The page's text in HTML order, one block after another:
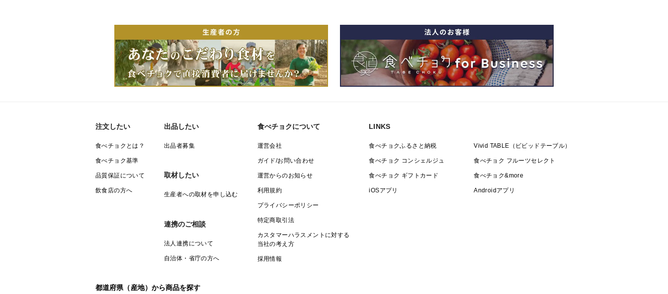
注文したい
食べチョクとは？
食べチョク基準
品質保証について
飲食店の方へ
出品したい
出品者募集
取材したい
生産者への取材を申し込む
連携のご相談
法人連携について
自治体・省庁の方へ
食べチョクについて
運営会社
ガイド/お問い合わせ
運営からのお知らせ
利用規約
プライバシーポリシー
特定商取引法
カスタマーハラスメントに対する
当社の考え方
採用情報
LINKS
食べチョクふるさと納税 Vivid TABLE（ビビッドテーブル）
食べチョク コンシェルジュ 食べチョク フルーツセレクト
食べチョク ギフトカード 食べチョク&more
iOSアプリ Androidアプリ
都道府県（産地）から商品を探す